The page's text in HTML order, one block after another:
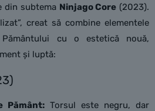
din subtema Ninjago Core (2023).
creat să combine elementele
cu o estetică nouă,
și luptă:
Pământ: Torsul este negru, dar